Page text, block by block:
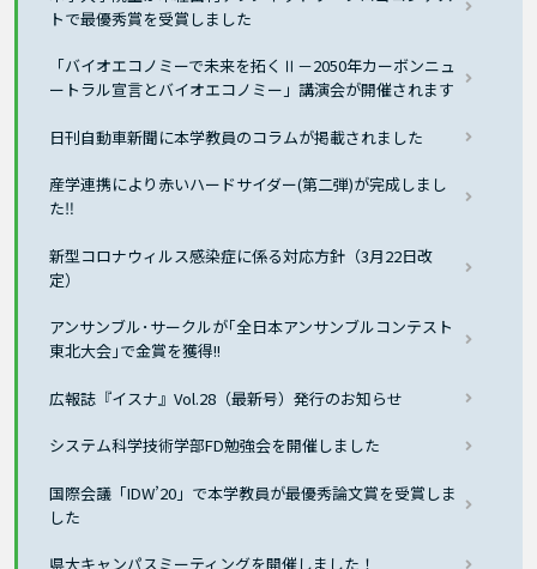
トで最優秀賞を受賞しました
「バイオエコノミーで未来を拓くⅡ－2050年カーボンニュ
ートラル宣言とバイオエコノミー」講演会が開催されます
日刊自動車新聞に本学教員のコラムが掲載されました
産学連携により赤いハードサイダー(第二弾)が完成しまし
た‼
新型コロナウィルス感染症に係る対応方針（3月22日改
定）
アンサンブル･サークルが｢全日本アンサンブルコンテスト
東北大会｣で金賞を獲得!!
広報誌『イスナ』Vol.28（最新号）発行のお知らせ
システム科学技術学部FD勉強会を開催しました
国際会議「IDW’20」で本学教員が最優秀論文賞を受賞しま
した
県大キャンパスミーティングを開催しました！